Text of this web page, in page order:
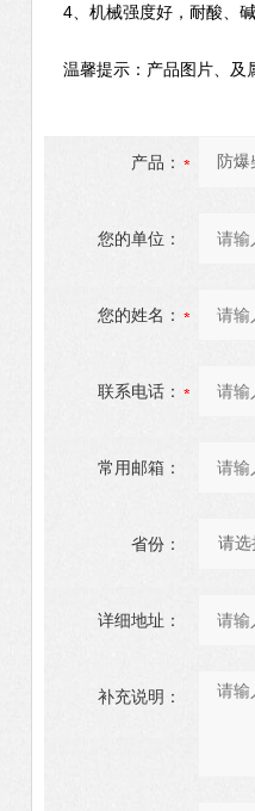
4、机械强度好，耐酸、
温馨提示：产品图片、及
产品：
您的单位：
您的姓名：
联系电话：
常用邮箱：
省份：
详细地址：
补充说明：